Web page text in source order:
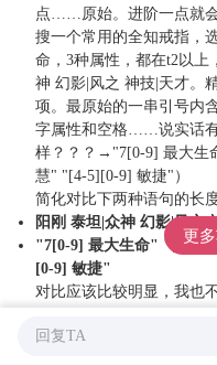
点……原始。进阶一点就
搜一个常用的全知戒指，
命，3种属性，都在t2以上
神 幻影|风之 神技|天才。
项。最原始的一串引号内
字属性和空格……说实话
样？？？→"7[0-9] 最大生
慧" "[4-5][0-9] 敏捷"）
简化对比下两种语句的长度
阳刚 泰坦|众神 幻影|风之
"7[0-9] 最大生命" "[4-
[0-9] 敏捷"
对比应该比较明显，我也
给一些还在使用原始搜法
词缀名称也就几秒十几秒
时间可以说是几十倍甚至
回复TA
更